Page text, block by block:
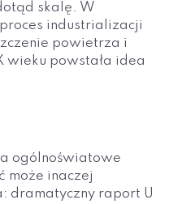
skalę. W
industrializacji
powietrza i
wieku powstała idea
ogólnoświatowe
może inaczej
dramatyczny raport U